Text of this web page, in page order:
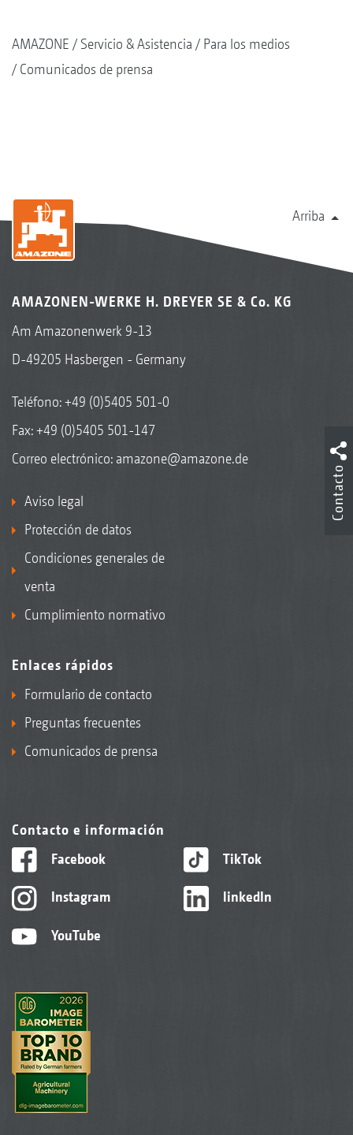
AMAZONE Servicio & Asistencia
Para los medios
Comunicados de prensa
Arriba
AMAZONEN-WERKE H. DREYER SE & Co. KG
Am Amazonenwerk 9-13
D-49205 Hasbergen - Germany
Teléfono:+49 (0)5405 501-0
Fax: +49 (0)5405 501-147
Correo electrónico: amazone@amazone.de
Aviso legal
Protección de datos
Condiciones generales de
venta
Cumplimiento normativo
Enlaces rápidos
Formulario de contacto
Preguntas frecuentes
Comunicados de prensa
Contacto e información
Facebook
Instagram
YouTube
TikTok
linkedIn
Contacto